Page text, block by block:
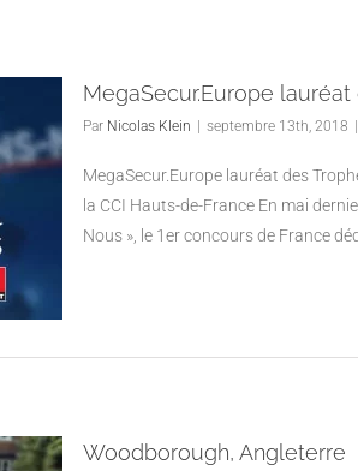
MegaSecur.Europe
Par Nicolas Klein septembre 13th, 2018
MegaSecur.Europe lauréat des
la CCI Hauts-de-France En mai
Nous », le 1er concours de France
Woodborough, Angleterre